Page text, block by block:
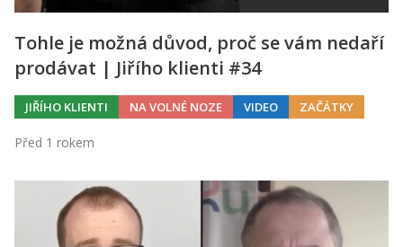
Tohle je možná důvod, proč se vám nedaří
prodávat | Jiřího klienti #34
JIŘÍHO KLIENTI NA VOLNÉ NOZE VIDEO ZAČÁTKY
Před 1 rokem